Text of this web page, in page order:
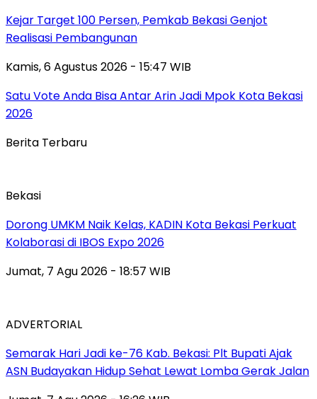
Kejar Target 100 Persen, Pemkab Bekasi Genjot
Realisasi Pembangunan
Kamis, 6 Agustus 2026 - 15:47 WIB
Satu Vote Anda Bisa Antar Arin Jadi Mpok Kota Bekasi
2026
Berita Terbaru
Bekasi
Dorong UMKM Naik Kelas, KADIN Kota Bekasi Perkuat
Kolaborasi di IBOS Expo 2026
Jumat, 7 Agu 2026 - 18:57 WIB
ADVERTORIAL
‎Semarak Hari Jadi ke-76 Kab. Bekasi: Plt Bupati Ajak
ASN Budayakan Hidup Sehat Lewat Lomba Gerak Jalan